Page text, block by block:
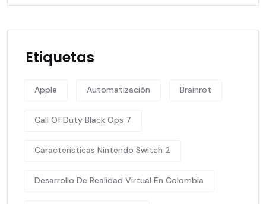
Etiquetas
Apple Automatización Brainrot
Call Of Duty Black Ops 7
Características Nintendo Switch 2
Desarrollo De Realidad Virtual En Colombia